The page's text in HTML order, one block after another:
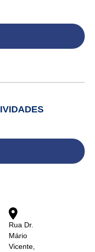
Rua Dr.
Mário
Vicente,